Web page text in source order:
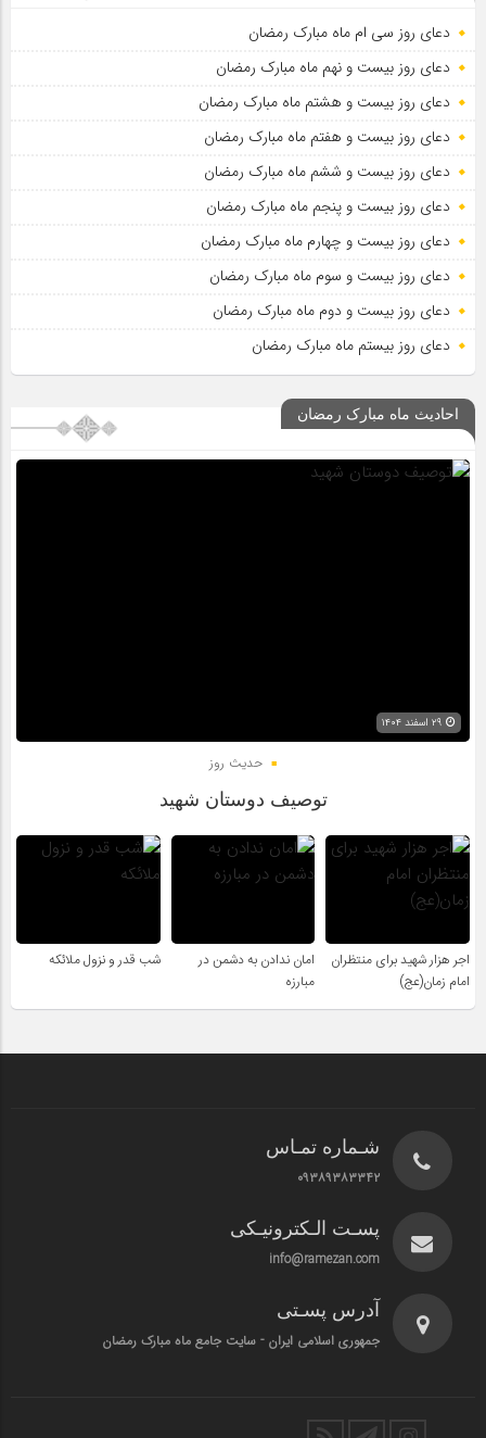
دعای روز سی ام ماه مبارک رمضان
دعای روز بیست و نهم ماه مبارک رمضان
دعای روز بیست و هشتم ماه مبارک رمضان
دعای روز بیست و هفتم ماه مبارک رمضان
دعای روز بیست و ششم ماه مبارک رمضان
دعای روز بیست و پنجم ماه مبارک رمضان
دعای روز بیست و چهارم ماه مبارک رمضان
دعای روز بیست و سوم ماه مبارک رمضان
دعای روز بیست و دوم ماه مبارک رمضان
دعای روز بیستم ماه مبارک رمضان
احادیث ماه مبارک رمضان
حدیث روز
توصیف دوستان شهید
اجر هزار شهید برای منتظران
امام زمان(عج)
امان ندادن به دشمن در
مبارزه
شب قدر و نزول ملائکه
شـماره تمـاس
۰۹۳۸۹۳۸۳۳۴۲
پسـت الـکترونیـکی
info@ramezan.com
آدرس پسـتی
جمهوری اسلامی ایران - سایت جامع ماه مبارک رمضان